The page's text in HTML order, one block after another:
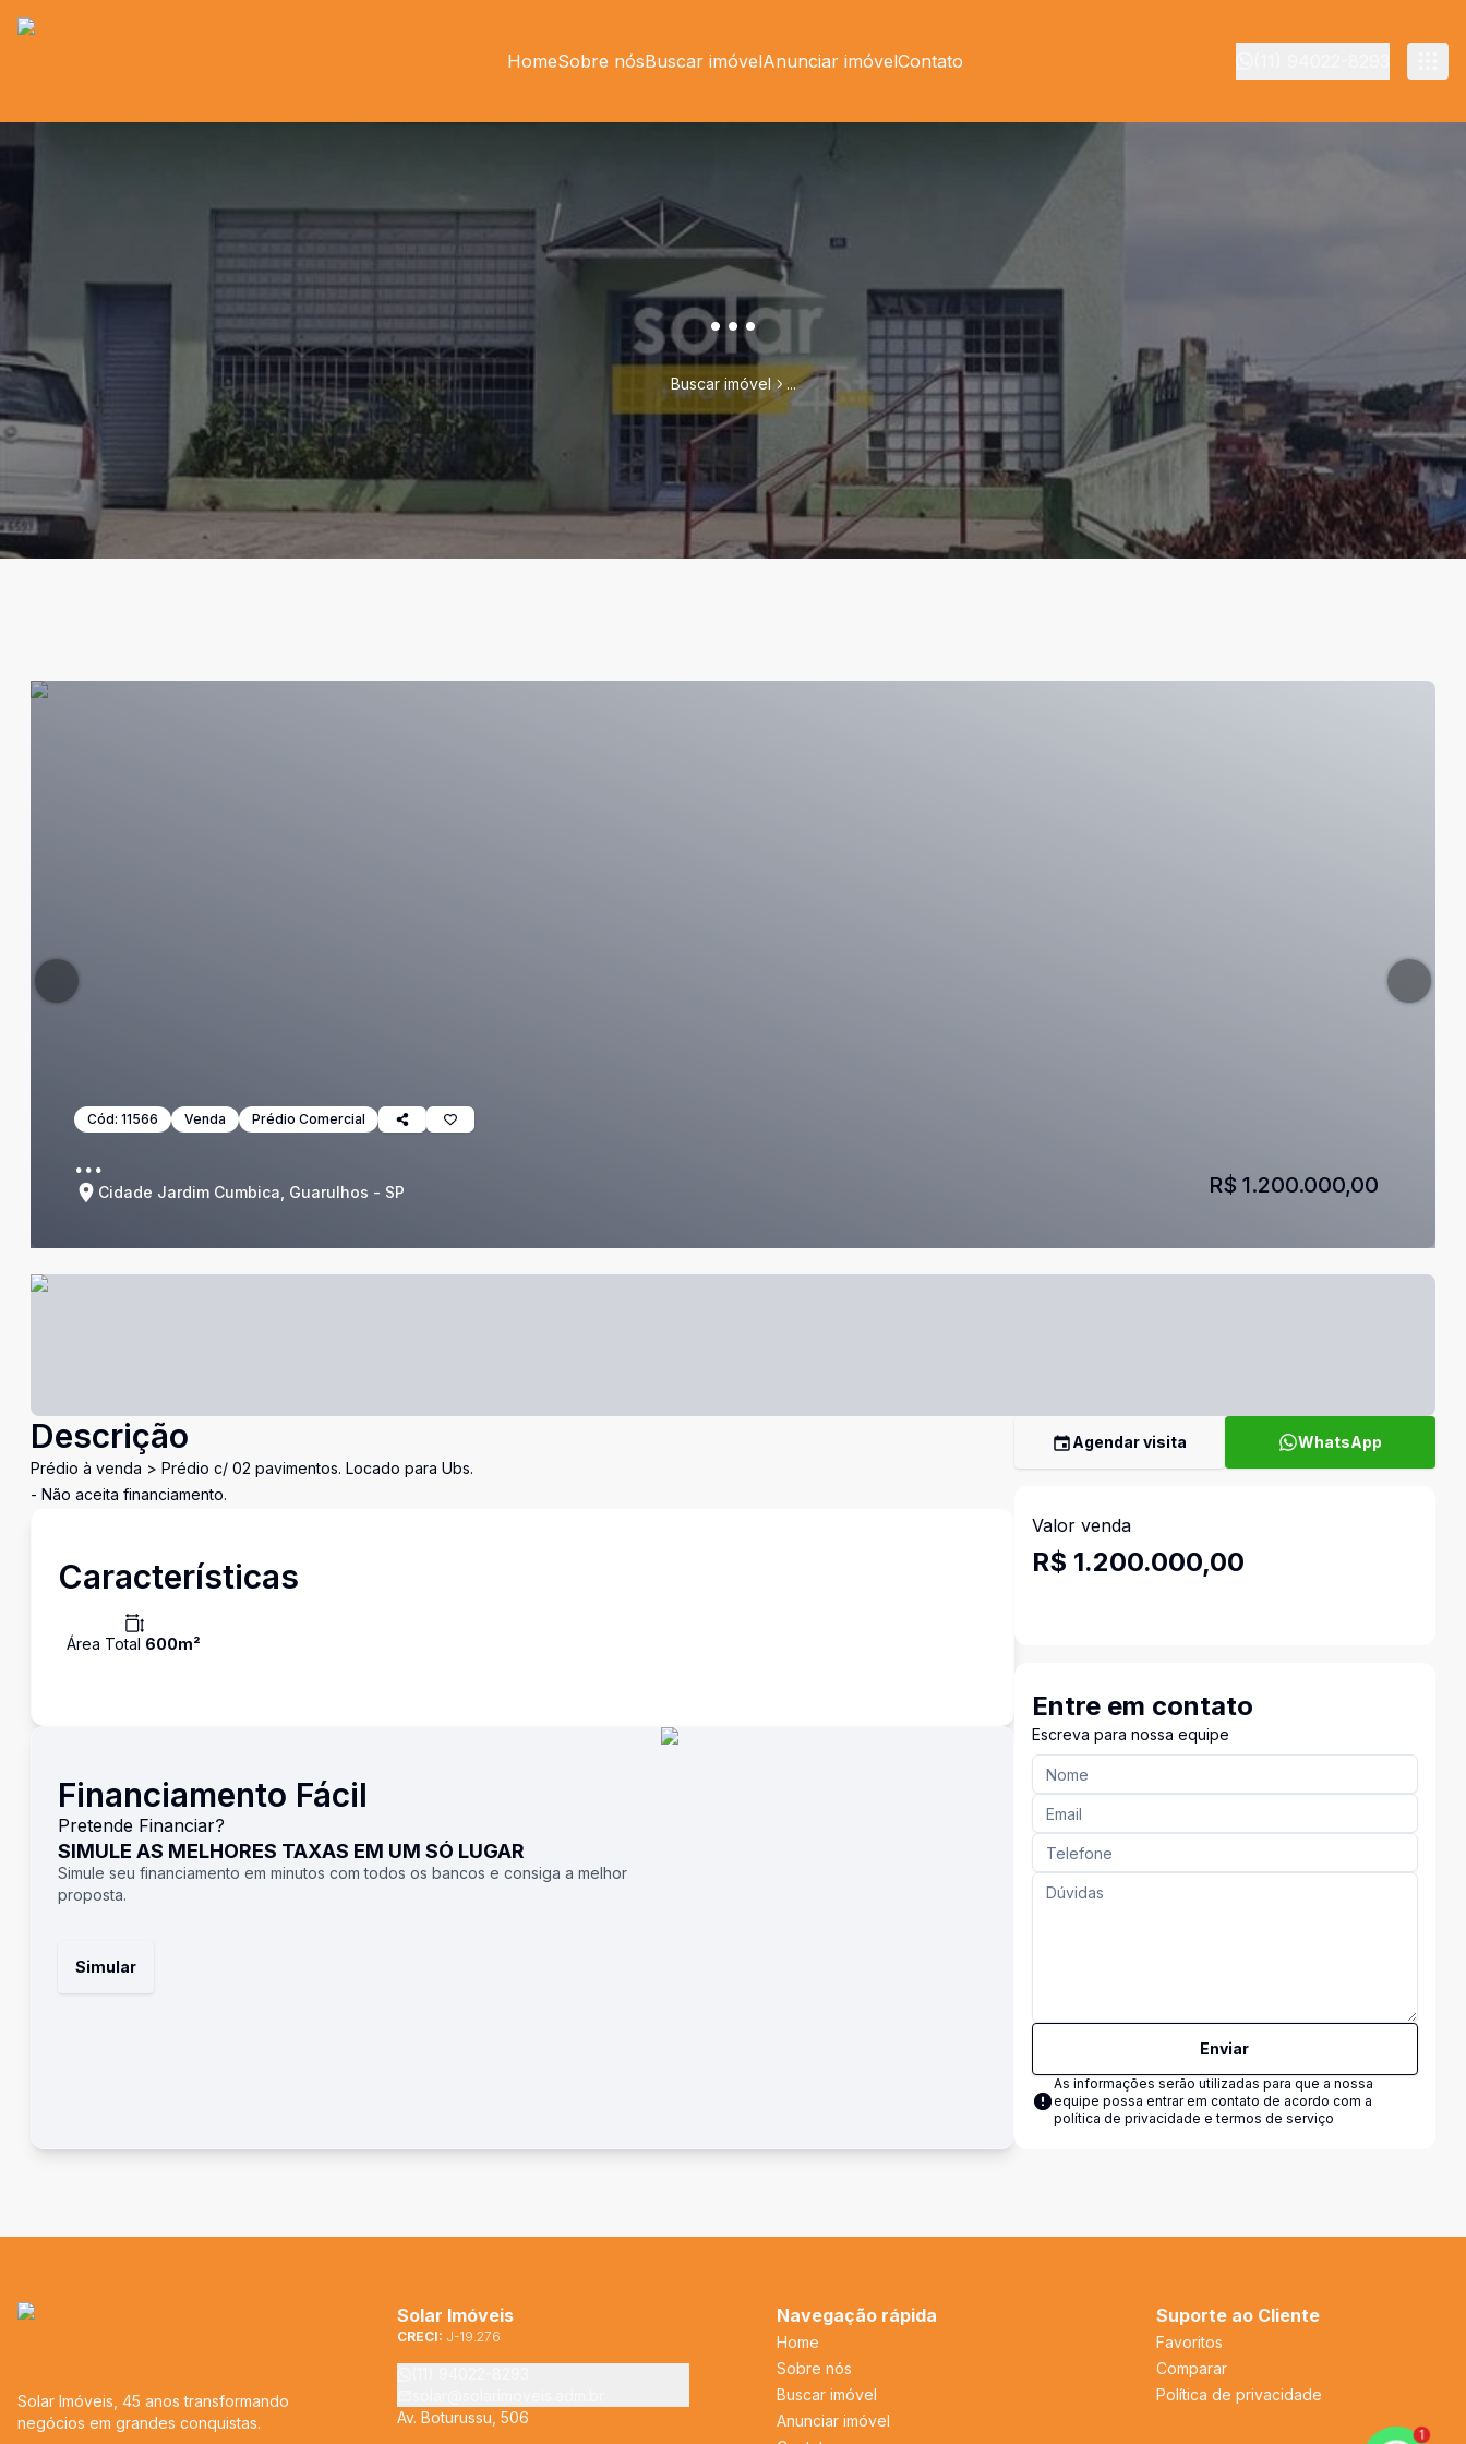
HomeSobre nósBuscar imóvelAnunciar imóvelContato
...
Buscar imóvel ...
Cód: 11566 Venda Prédio Comercial
...
Cidade Jardim Cumbica, Guarulhos - SP R$ 1.200.000,00
Descrição
Prédio à venda > Prédio c/ 02 pavimentos. Locado para Ubs.
- Não aceita financiamento.
Características
Área Total 600m²
Financiamento Fácil
Pretende Financiar?
SIMULE AS MELHORES TAXAS EM UM SÓ LUGAR
Simule seu financiamento em minutos com todos os bancos e consiga a melhor
proposta.
Simular
Agendar visita WhatsApp
Valor venda
R$ 1.200.000,00
Entre em contato
Escreva para nossa equipe
Enviar
As informações serão utilizadas para que a nossa
equipe possa entrar em contato de acordo com a
política de privacidade e termos de serviço
Solar Imóveis, 45 anos transformando
negócios em grandes conquistas.
Solar Imóveis
CRECI: J-19.276
Av. Boturussu, 506
Navegação rápida
Home
Sobre nós
Buscar imóvel
Anunciar imóvel
Suporte ao Cliente
Favoritos
Comparar
Política de privacidade
1